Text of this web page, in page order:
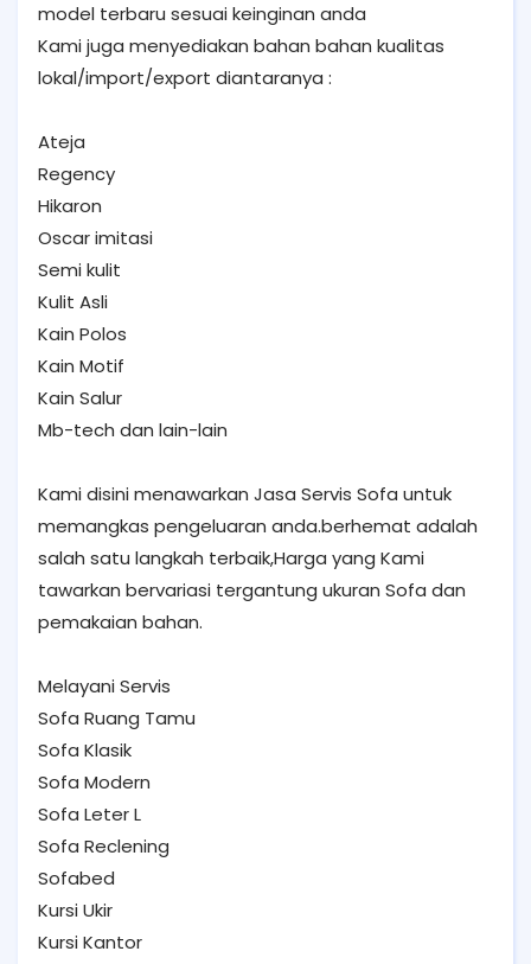
model terbaru sesuai keinginan anda
Kami juga menyediakan bahan bahan kualitas
lokal/import/export diantaranya :
Ateja
Regency
Hikaron
Oscar imitasi
Semi kulit
Kulit Asli
Kain Polos
Kain Motif
Kain Salur
Mb-tech dan lain-lain
Kami disini menawarkan Jasa Servis Sofa untuk
memangkas pengeluaran anda.berhemat adalah
salah satu langkah terbaik,Harga yang Kami
tawarkan bervariasi tergantung ukuran Sofa dan
pemakaian bahan.
Melayani Servis
Sofa Ruang Tamu
Sofa Klasik
Sofa Modern
Sofa Leter L
Sofa Reclening
Sofabed
Kursi Ukir
Kursi Kantor